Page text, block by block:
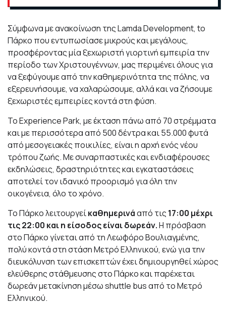
Σύμφωνα με ανακοίνωση της Lamda Development, tο
Πάρκο που εντυπωσίασε μικρούς και μεγάλους,
προσφέροντας μία ξεχωριστή γιορτινή εμπειρία την
περίοδο των Χριστουγέννων, μας περιμένει όλους για
να ξεφύγουμε από την καθημερινότητα της πόλης, να
εξερευνήσουμε, να χαλαρώσουμε, αλλά και να ζήσουμε
ξεχωριστές εμπειρίες κοντά στη φύση.
To Experience Park, με έκταση πάνω από 70 στρέμματα
και με περισσότερα από 500 δέντρα και 55.000 φυτά
από μεσογειακές ποικιλίες, είναι η αρχή ενός νέου
τρόπου ζωής. Με συναρπαστικές και ενδιαφέρουσες
εκδηλώσεις, δραστηριότητες και εγκαταστάσεις
αποτελεί τον ιδανικό προορισμό για όλη την
οικογένεια, όλο το χρόνο.
Το Πάρκο λειτουργείκαθημερινάαπό τις 17:00 μέχρι
τις 22:00 και η είσοδος είναι δωρεάν.Η πρόσβαση
στο Πάρκο γίνεται από τη Λεωφόρο Βουλιαγμένης,
πολύ κοντά στη στάση Μετρό Ελληνικού, ενώ για την
διευκόλυνση των επισκεπτών έχει δημιουργηθεί χώρος
ελεύθερης στάθμευσης στο Πάρκο και παρέχεται
δωρεάν μετακίνηση μέσω shuttle bus από το Μετρό
Ελληνικού.